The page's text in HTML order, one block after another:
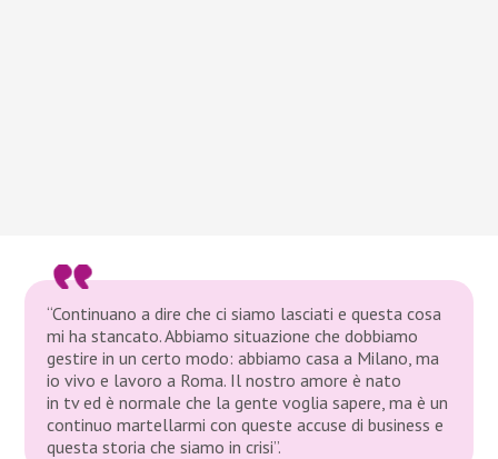
“Continuano a dire che ci siamo lasciati e questa cosa
mi ha stancato. Abbiamo situazione che dobbiamo
gestire in un certo modo: abbiamo casa a Milano, ma
io vivo e lavoro a Roma. Il nostro amore è nato
in tv ed è normale che la gente voglia sapere, ma è un
continuo martellarmi con queste accuse di business e
questa storia che siamo in crisi”.